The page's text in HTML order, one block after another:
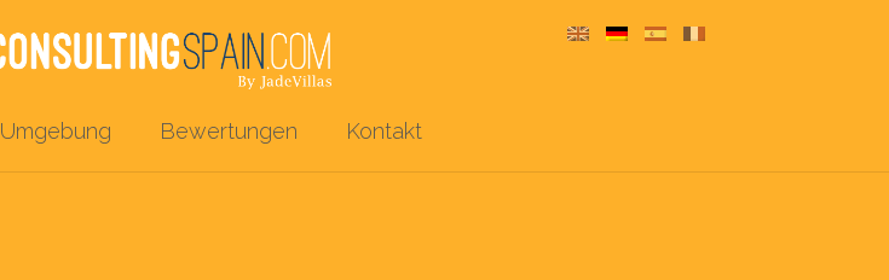
Umgebung Bewertungen Kontakt